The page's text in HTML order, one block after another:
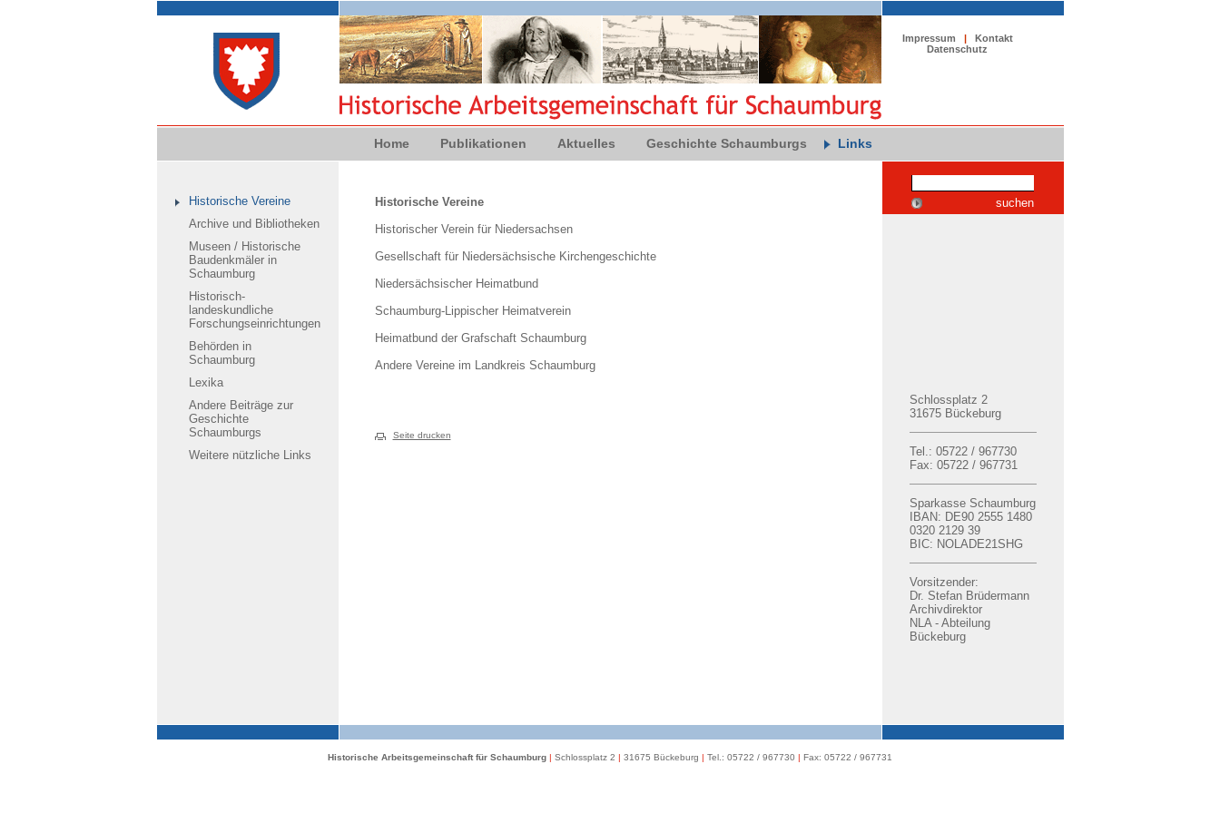
Impressum |
Kontakt
Datenschutz
Home Publikationen Aktuelles Geschichte Schaumburgs Links
Historische Vereine
Archive und Bibliotheken
Museen / Historische
Baudenkmäler in
Schaumburg
Historisch-
landeskundliche
Forschungseinrichtungen
Behörden in
Schaumburg
Lexika
Andere Beiträge zur
Geschichte
Schaumburgs
Weitere nützliche Links
Historische Vereine
Historischer Verein für Niedersachsen
Gesellschaft für Niedersächsische Kirchengeschichte
Niedersächsischer Heimatbund
Schaumburg-Lippischer Heimatverein
Heimatbund der Grafschaft Schaumburg
Andere Vereine im Landkreis Schaumburg
Seite drucken
suchen
Schlossplatz 2
31675 Bückeburg
Tel.: 05722 / 967730
Fax: 05722 / 967731
Sparkasse Schaumburg
IBAN: DE90 2555 1480
0320 2129 39
BIC: NOLADE21SHG
Vorsitzender:
Dr. Stefan Brüdermann
Archivdirektor
NLA - Abteilung
Bückeburg
Historische Arbeitsgemeinschaft für Schaumburg | Schlossplatz 2 | 31675 Bückeburg | Tel.: 05722 / 967730 | Fax: 05722 / 967731